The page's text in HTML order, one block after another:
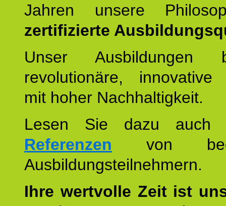
Jahren unsere
zertifizierte
Unser Ausbildungen
revolutionäre, innovative
mit hoher Nachhaltigkeit.
Lesen Sie dazu
Referenzen von
Ausbildungsteilnehmern.
Ihre wertvolle Zeit ist